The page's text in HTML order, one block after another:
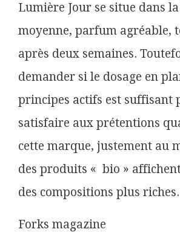
Lumière Jour se situe dans
moyenne, parfum agréable,
après deux semaines.
demander si le dosage en
principes actifs est suffisant
satisfaire aux prétentions
cette marque, justement au
des produits « bio »
des compositions plus riches.
Forks magazine